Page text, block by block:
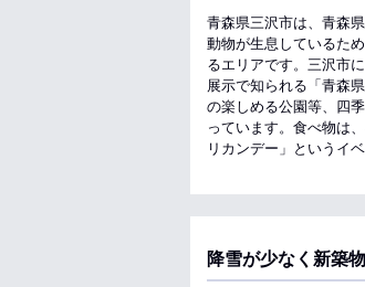
青森県三沢市は、青森
動物が生息しているた
るエリアです。三沢市
展示で知られる「青森
の楽しめる公園等、四
っています。食べ物は
リカンデー」というイ
降雪が少なく新築